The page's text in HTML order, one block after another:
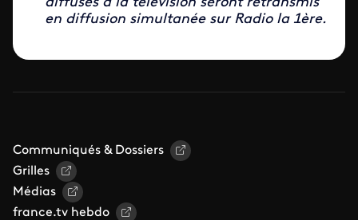
en diffusion simultanée sur Radio la 1ère.
Communiqués & Dossiers
Grilles
Médias
france.tv hebdo